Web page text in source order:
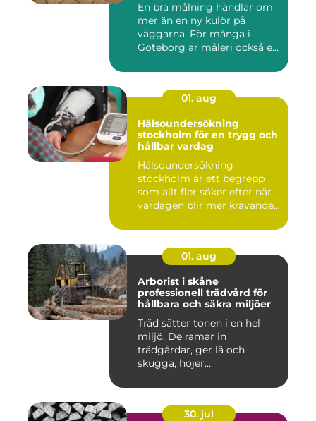
En bra målning handlar om
mer än en ny kulör på
väggarna. För många i
Göteborg är måleri också ett
01. aug
Hälsoundersökning
stockholm för en trygg och
hållbar vardag
Hälsoundersökning
stockholm är ett begrepp
som allt fler söker efter när
vardagen blir mer krävande
01. aug
Arborist i skåne
professionell trädvård för
hållbara och säkra miljöer
Träd sätter tonen i en hel
miljö. De ramar in
trädgårdar, ger lä och
skugga, höjer
30. jul